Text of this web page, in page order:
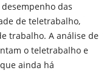
das
de teletrabalho,
trabalho. A análise de
o teletrabalho e
ainda há